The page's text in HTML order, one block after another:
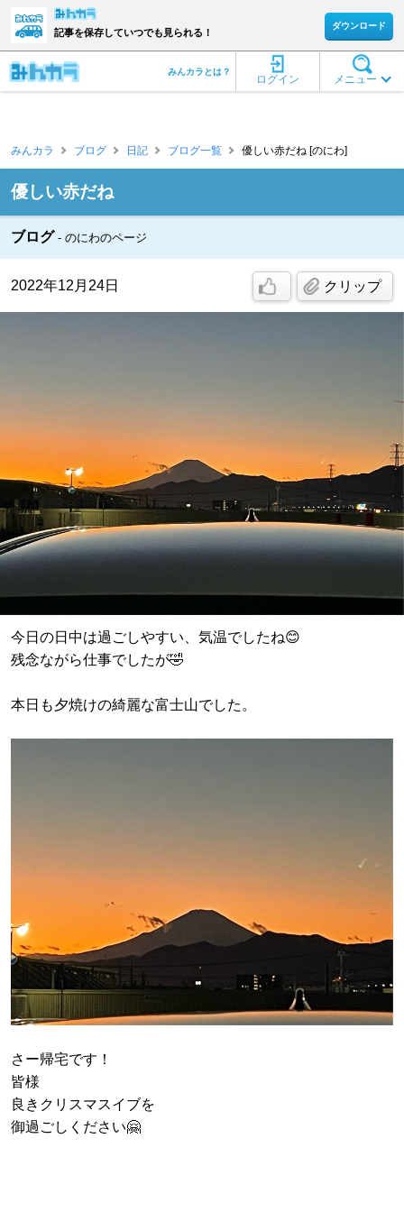
記事を保存していつでも見られる！
ダウンロード
メニュー
ログイン
みんカラとは？
みんカラ ブログ 日記 ブログ一覧 優しい赤だね [のにわ]
優しい赤だね
ブログ のにわのページ
2022年12月24日 クリップ
今日の日中は過ごしやすい、気温でしたね😊
残念ながら仕事でしたが🤣
本日も夕焼けの綺麗な富士山でした。
さー帰宅です！
皆様
良きクリスマスイブを
御過ごしください🤗